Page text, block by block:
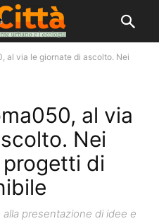
al via le giornate di ascolto. Nei
al via
Nei
di
presentazione di idee e